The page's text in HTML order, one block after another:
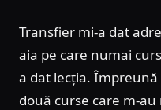
Transfier mi-a dat
aia pe care numai
a dat lecția. Împreună
două curse care m-